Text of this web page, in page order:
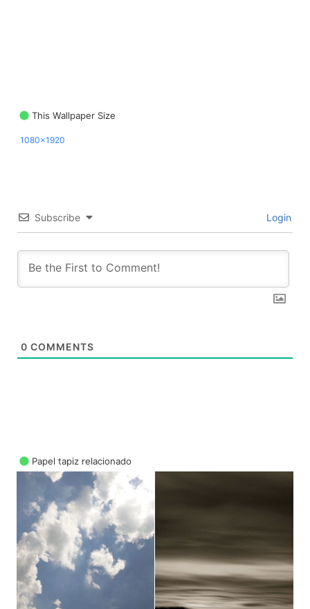
This Wallpaper Size
1080x1920
Subscribe Login
0 COMMENTS
Papel tapiz relacionado